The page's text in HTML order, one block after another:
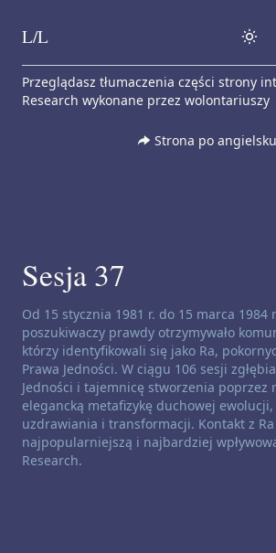
Skip to content
L/L
Przeglądasz tłumaczenia części strony
Research wykonane przez wolontariuszy
Strona po angielsku
Sesja 37
Zastrzeżenie dotyczące kanałów:
Od 15 stycznia 1981 r. do 15 marca 1984
poszukiwaczy prawdy otrzymywało
którzy identyfikowali się jako Ra,
Prawa Jedności. W ciągu 106 sesji
Jedności i tajemnicę stworzenia poprzez
elegancką metafizykę duchowej ewolucji,
uzdrawiania i transformacji. Kontakt z
najpopularniejszą i najbardziej
Research.